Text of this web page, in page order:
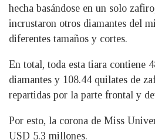
hecha basándose en un solo
incrustaron otros diamantes del
diferentes tamaños y cortes.
En total, toda esta tiara contiene
diamantes y 108.44 quilates de
repartidas por la parte frontal y
Por esto, la corona de Miss
USD 5.3 millones.